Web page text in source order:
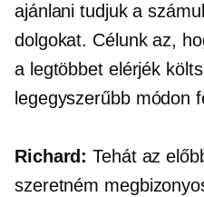
ajánlani tudjuk a
dolgokat. Célunk az,
a legtöbbet elérjék
legegyszerűbb módon
Richard: Tehát az
szeretném